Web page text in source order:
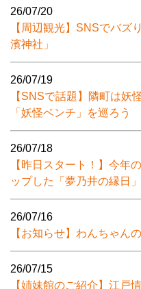
26/07/20
【周辺観光】SNSでバズ
濱神社」
26/07/19
【SNSで話題】隣町は妖
「妖怪ベンチ」を巡ろう
26/07/18
【昨日スタート！】今年
ップした「夢乃井の縁日
26/07/16
【お知らせ】わんちゃん
26/07/15
【姉妹館のご紹介】江戸